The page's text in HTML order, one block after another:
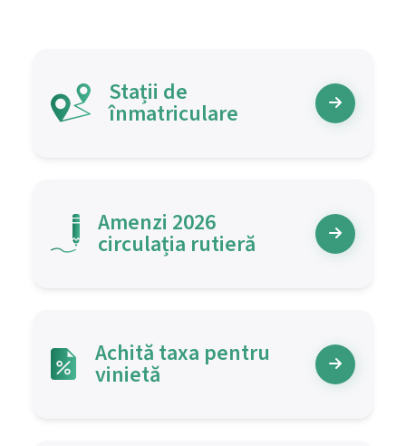
Stații de
înmatriculare
Amenzi 2026
circulația rutieră
Achită taxa pentru
vinietă